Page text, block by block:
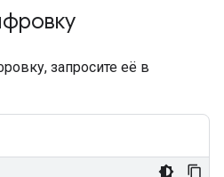
запросите её в